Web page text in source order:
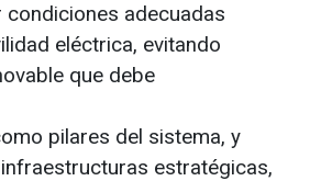
adecuadas
eléctrica, evitando
que debe
pilares del sistema, y
estratégicas,